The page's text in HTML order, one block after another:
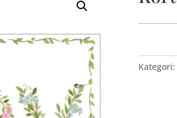
Kategori: